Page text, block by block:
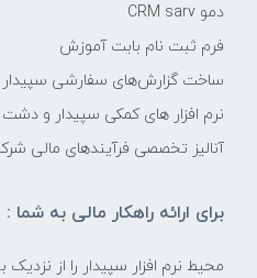
دمو CRM sarv
فرم ثبت نام بابت آموزش
ساخت گزارش‌های سفارشی
نرم افزار های کمکی سپیدار و
آنالیز تخصصی فرآیندهای مالی
برای ارائه راهکار مالی به شما :
محیط نرم افزار سپیدار را از نزدیک